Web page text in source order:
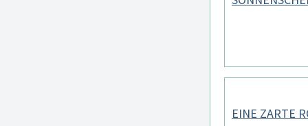
EINE ZARTE